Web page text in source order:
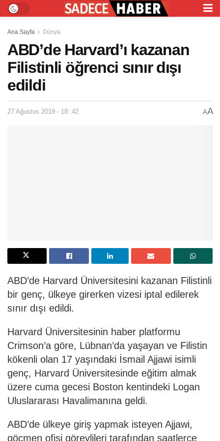
Ana Sayfa Dünya
ABD’de Harvard’ı kazanan
Filistinli öğrenci sınır dışı
edildi
27 Ağustos 2019 - 18: 42 AA
ABD’de Harvard Üniversitesini kazanan Filistinli
bir genç, ülkeye girerken vizesi iptal edilerek
sınır dışı edildi.
Harvard Üniversitesinin haber platformu
Crimson’a göre, Lübnan’da yaşayan ve Filistin
kökenli olan 17 yaşındaki İsmail Ajjawi isimli
genç, Harvard Üniversitesinde eğitim almak
üzere cuma gecesi Boston kentindeki Logan
Uluslararası Havalimanına geldi.
ABD’de ülkeye giriş yapmak isteyen Ajjawi,
göçmen ofisi görevlileri tarafından saatlerce